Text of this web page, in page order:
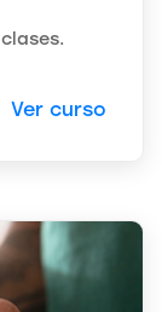
Ver curso